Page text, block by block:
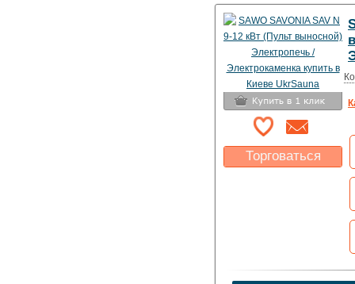
коммерции
Тип кожуха: Сеточного
Торговаться